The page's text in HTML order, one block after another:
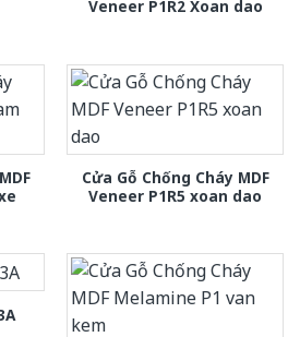
Veneer P1R2 Xoan dao
Cửa Gỗ Chống Cháy MDF
Veneer P1R5 xoan dao